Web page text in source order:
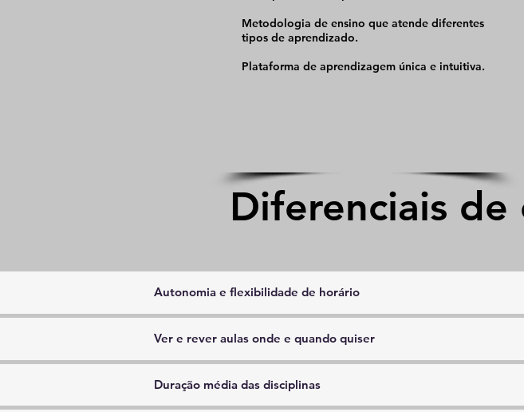
Metodologia de ensino que atende diferentes
tipos de aprendizado.
Plataforma de aprendizagem única e intuitiva.
Diferenciais
Autonomia e flexibilidade de horário
Ver e rever aulas onde e quando quiser
Duração média das disciplinas